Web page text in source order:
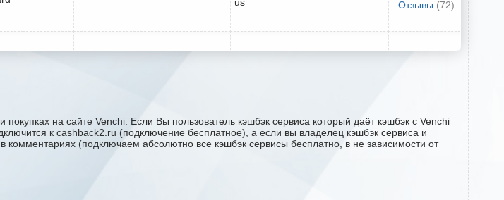
Отзывы (72)
на сайте Venchi. Если Вы пользователь кэшбэк сервиса который даёт кэшбэк с Venchi
к cashback2.ru (подключение бесплатное), а если вы владелец кэшбэк сервиса и
комментариях (подключаем абсолютно все кэшбэк сервисы бесплатно, в не зависимости от